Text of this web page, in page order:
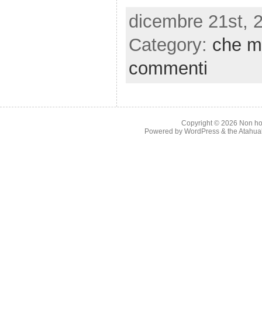
dicembre 21st,
Category: che
commenti
Copyright © 2026 Non
Powered by WordPress & the